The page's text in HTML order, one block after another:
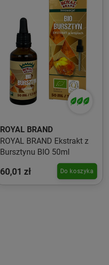
ROYAL BRAND
ROYAL BRAND Ekstrakt z
Bursztynu BIO 50ml
60,01 zł Do koszyka